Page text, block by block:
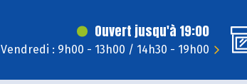
Ouvert jusqu'à 19:00
Vendredi : 9h00 - 13h00 / 14h30 - 19h00